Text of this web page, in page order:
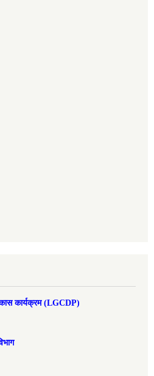
कार्यक्रम (LGCDP)